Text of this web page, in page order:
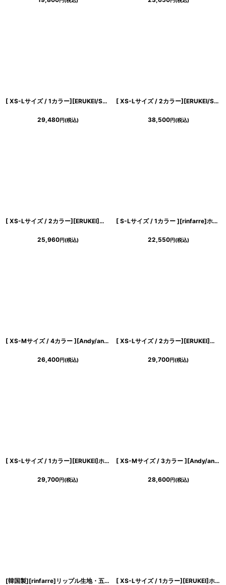
[ XS-Lサイズ / 1カラー][ERUKEI/SETTAN]オレンジ・花柄・シフォン・ティアード・フリル・Aライン・レースポイント・ミディアムドレス・ワンピース[送料無料]
29,480円(税込)
[ XS-Lサイズ / 2カラー][ERUKEI/SETTAN]総レース・チュールレース・スパンコール・ビスチェ・ワンショルダー・ドレープ・タイト・インナーミニドレス・ロングドレス[送料無料]
38,500円(税込)
[ XS-Lサイズ / 2カラー][ERUKEI]半袖・シンプル・ベルト・タイト・ミディアムドレス・ワンピース[山崎みどり着用][送料無料]myju
25,960円(税込)
[ S-Lサイズ / 1カラー ][rinfarre]ホワイト×ブラック・オープンショルダー・タイト・ミディアム・ワンピース[黒木麗奈着用][送料無料]
22,550円(税込)
[ XS-Mサイズ / 4カラー ][Andy/an][an]ワンカラー・チェーン・バックリボン・袖あり・半袖・タイト・ミニドレス・キャバドレス《送料＆代引き手数料無料》
26,400円(税込)
[ XS-Lサイズ / 2カラー][ERUKEI]総レース・ボートネック・ノースリーブ・リボン・バックスリット・タイト・ロングドレス[山崎みどり着用][送料無料] myju
29,700円(税込)
[ XS-Lサイズ / 1カラー][ERUKEI]ホワイト×レッド・花柄・Aライン・ノースリーブ・シフォン・ロングドレス・ワンピース[山崎みどり着用][送料無料]myrd
29,700円(税込)
[ XS-Mサイズ / 3カラー ][Andy/an]アシンメトリー・フロントジップ・テールカット・セットアップ・ミディアムドレス《送料＆代引き手数料無料》
28,600円(税込)
[韓国製][rinfarre]リップル生地・五分袖・リボン風・胸元カット・マーメイド・タイト・ミディアムドレス・ワンピース[薗田杏奈着用][送料無料] [ XS-Lサイズ / 1カラー][ERUKEI]ホワイト×ブラック・大理石・Aライン・ノースリーブ・ロングドレス・ワンピース[山崎みどり着用]《送料＆代引き手数料無料》 mywhbk